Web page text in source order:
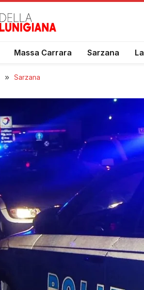
Massa Carrara Sarzana
» Sarzana